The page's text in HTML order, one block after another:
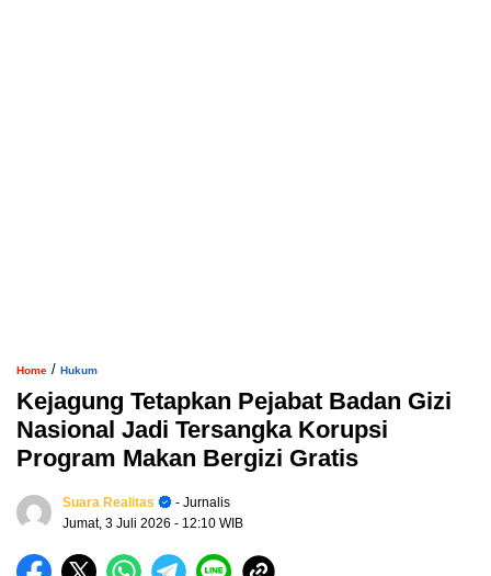
Home / Hukum
Kejagung Tetapkan Pejabat Badan Gizi
Nasional Jadi Tersangka Korupsi
Program Makan Bergizi Gratis
Suara Realitas
- Jurnalis
Jumat, 3 Juli 2026 - 12:10 WIB